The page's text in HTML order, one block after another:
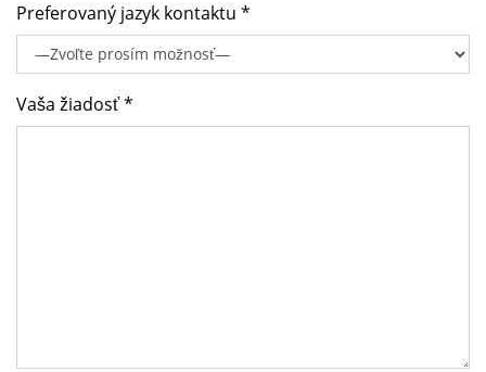
Preferovaný jazyk kontaktu *
Vaša žiadosť *